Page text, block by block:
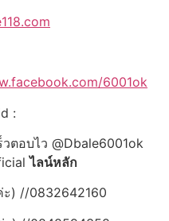
6001ok
:
ตอบไว @Dbale6001ok
ไลน์หลัก
ะ) //0832642160